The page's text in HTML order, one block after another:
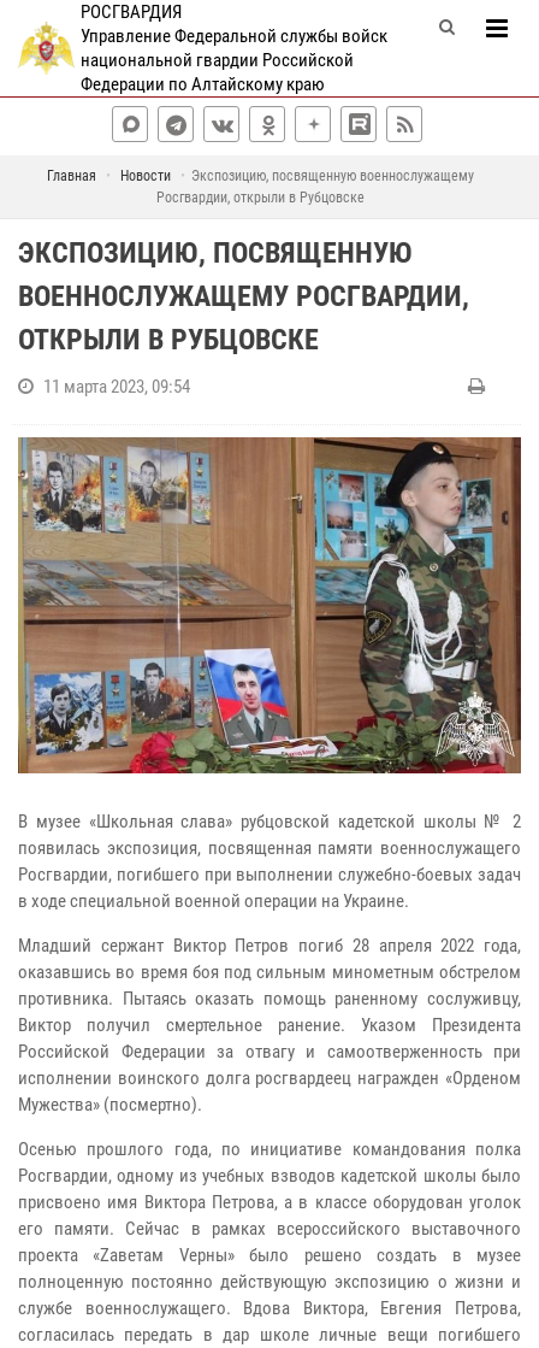
РОСГВАРДИЯ
Управление Федеральной службы войск
национальной гвардии Российской
Федерации по Алтайскому краю
Главная Новости
Экспозицию, посвященную военнослужащему
Росгвардии, открыли в Рубцовске
ЭКСПОЗИЦИЮ, ПОСВЯЩЕННУЮ
ВОЕННОСЛУЖАЩЕМУ РОСГВАРДИИ,
ОТКРЫЛИ В РУБЦОВСКЕ
11 марта 2023, 09:54
В музее «Школьная слава» рубцовской кадетской школы № 2
появилась экспозиция, посвященная памяти военнослужащего
Росгвардии, погибшего при выполнении служебно-боевых задач
в ходе специальной военной операции на Украине.
Младший сержант Виктор Петров погиб 28 апреля 2022 года,
оказавшись во время боя под сильным минометным обстрелом
противника. Пытаясь оказать помощь раненному сослуживцу,
Виктор получил смертельное ранение. Указом Президента
Российской Федерации за отвагу и самоотверженность при
исполнении воинского долга росгвардеец награжден «Орденом
Мужества» (посмертно).
Осенью прошлого года, по инициативе командования полка
Росгвардии, одному из учебных взводов кадетской школы было
присвоено имя Виктора Петрова, а в классе оборудован уголок
его памяти. Сейчас в рамках всероссийского выставочного
проекта «Zаветам Vерны» было решено создать в музее
полноценную постоянно действующую экспозицию о жизни и
службе военнослужащего. Вдова Виктора, Евгения Петрова,
согласилась передать в дар школе личные вещи погибшего